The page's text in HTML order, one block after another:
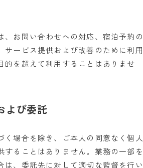
、お問い合わせへの対応、宿泊予約の
サービス提供および改善のために利用
的を超えて利用することはありませ
よび委託
く場合を除き、ご本人の同意なく個人
することはありません。業務の一部を
は、委託先に対して適切な監督を行い